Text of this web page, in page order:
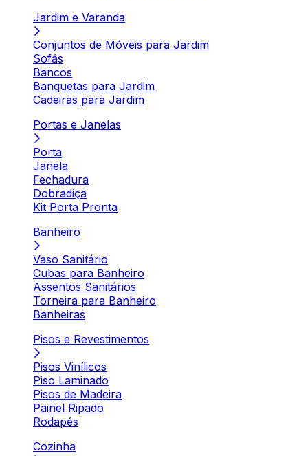
Jardim e Varanda
Conjuntos de Móveis para Jardim
Sofás
Bancos
Banquetas para Jardim
Cadeiras para Jardim
Portas e Janelas
Porta
Janela
Fechadura
Dobradiça
Kit Porta Pronta
Banheiro
Vaso Sanitário
Cubas para Banheiro
Assentos Sanitários
Torneira para Banheiro
Banheiras
Pisos e Revestimentos
Pisos Vinílicos
Piso Laminado
Pisos de Madeira
Painel Ripado
Rodapés
Cozinha